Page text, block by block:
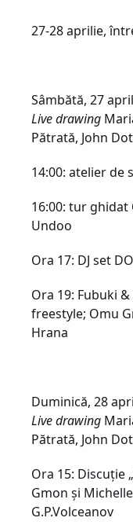
27-28 aprilie,
Sâmbătă, 27
Live drawing
Pătrată, John
14:00: atelier de
16:00: tur ghidat
Undoo
Ora 17: DJ set
Ora 19: Fubuki
freestyle​; Omu
Hrana
Duminică, 28
Live drawing
Pătrată, John
Ora 15: Discuție
Gmon și
G.P.Volceanov